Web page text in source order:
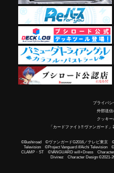
プライバシ
外部送信
クッキ
「カードファイト!! ヴァンガード
©Bushiroad ©ヴァンガードG2016／テレビ東京
Television ©Project Vanguard if/Aichi Television
CLAMP・ST ©VANGUARD will+Dress
Divinez Character Design ©2021-